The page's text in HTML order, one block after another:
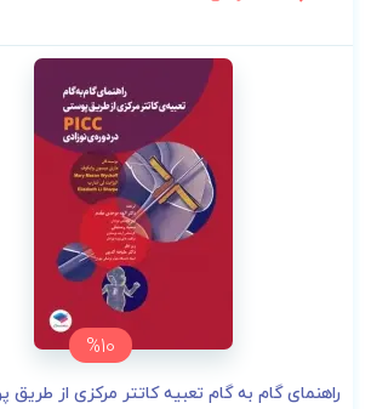
%10
راهنمای گام به گام تعبیه کاتتر مرکزی از